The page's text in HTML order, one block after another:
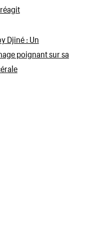
Djiné : Un
poignant sur sa